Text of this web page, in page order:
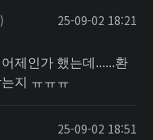
25-09-02 18:21
제인가 했는데......환
지 ㅠㅠㅠ
25-09-02 18:51